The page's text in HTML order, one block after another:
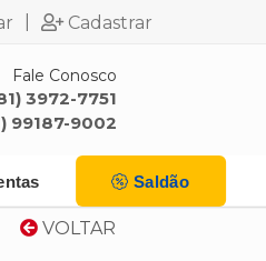
Cadastrar
Fale Conosco
3972-7751
99187-9002
Saldão
VOLTAR